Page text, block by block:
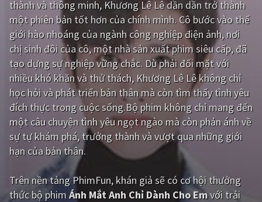
Giật gân Gia đình
Bí ẩn Lịch sử
Viễn Tây Tiểu sử
GameShow DramaTV
QUỐC GIA
Âu - Mỹ Trung Quốc - Hồng Kông
Hàn Quốc
Ấn Độ Việt Nam
thành và thông minh, Khương Lê Lê dần dần trở thành
một phiên bản tốt hơn của chính mình. Cô bước vào thế
giới hào nhoáng của ngành công nghiệp điện ảnh, nơi
chị sinh đôi của cô, một nhà sản xuất phim siêu cấp, đã
tạo dựng sự nghiệp vững chắc. Dù phải đối mặt với
nhiều khó khăn và thử thách, Khương Lê Lê không chỉ
học hỏi và phát triển bản thân mà còn tìm thấy tình yêu
đích thực trong cuộc sống.Bộ phim không chỉ mang đến
một câu chuyện tình yêu ngọt ngào mà còn phản ánh về
sự tự khám phá, trưởng thành và vượt qua những giới
hạn của bản thân.
Trên nền tảngPhimFun, khán giả sẽ có cơ hội thưởng
thức bộ phimÁnh Mắt Anh Chỉ Dành Cho Emvới trải